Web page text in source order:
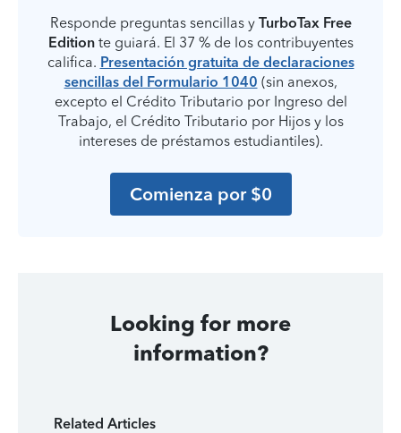
Responde preguntas sencillas y TurboTax Free
Editionte guiará. El 37 % de los contribuyentes
califica. Presentación gratuita de declaraciones
sencillas del Formulario 1040 (sin anexos,
excepto el Crédito Tributario por Ingreso del
Trabajo, el Crédito Tributario por Hijos y los
intereses de préstamos estudiantiles).
Comienza por $0
Looking for more
information?
Related Articles